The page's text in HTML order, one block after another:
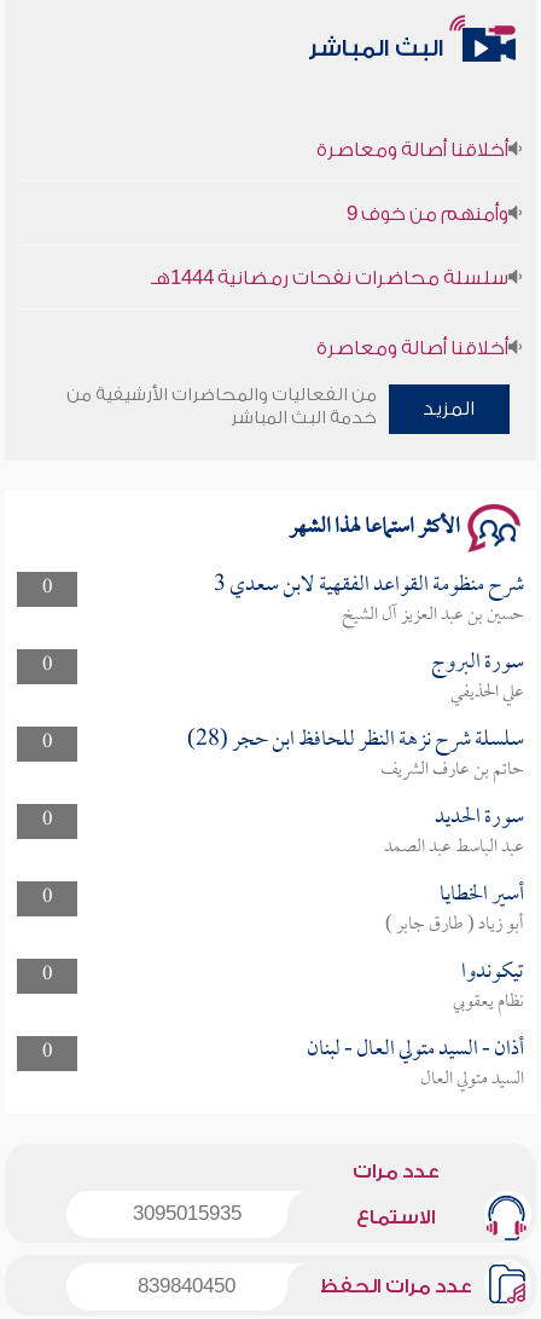
البث المباشر
أخلاقنا أصالة ومعاصرة
وأمنهم من خوف 9
سلسلة محاضرات نفحات رمضانية 1444هـ
أخلاقنا أصالة ومعاصرة
وأمنهم من خوف 9
المزيد
من الفعاليات والمحاضرات الأرشيفية من
خدمة البث المباشر
الأكثر استماعا لهذا الشهر
0 شرح منظومة القواعد الفقهية لابن سعدي 3
حسين بن عبد العزيز آل الشيخ
0
سورة البروج
علي الحذيفي
0
سلسلة شرح نزهة النظر للحافظ ابن حجر (28)
حاتم بن عارف الشريف
0
سورة الحديد
عبد الباسط عبد الصمد
0
أسير الخطايا
أبو زياد ( طارق جابر )
0
تيكوندوا
نظام يعقوبي
0
أذان - السيد متولي العال - لبنان
السيد متولي العال
عدد مرات
الاستماع 3095015935
عدد مرات الحفظ 839840450